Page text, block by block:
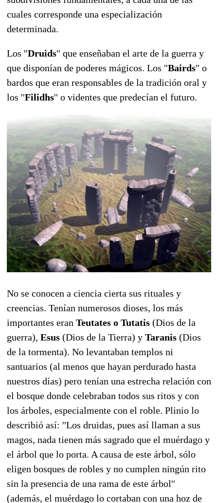
cuales corresponde una especialización
determinada.
Los ''Druids'' que enseñaban el arte de la guerra y
que disponían de poderes mágicos. Los ''Bairds'' o
bardos que eran responsables de la tradición oral y
los ''Filidhs'' o videntes que predecían el futuro.
No se conocen a ciencia cierta sus rituales y
creencias. Tenían numerosos dioses, los más
importantes eran Teutates o Tutatis (Dios de la
guerra), Esus (Dios de la Tierra) y Taranis (Dios
de la tormenta). No levantaban templos ni
santuarios (al menos que hayan perdurado hasta
nuestros días) pero tenían una estrecha relación con
el bosque donde celebraban todos sus ritos y con
los árboles, especialmente con el roble. Plinio lo
describió así: ''Los druidas, pues así llaman a sus
magos, nada tienen más sagrado que el muérdago y
el árbol que lo porta. A causa de este árbol, sólo
eligen bosques de robles y no cumplen ningún rito
sin la presencia de una rama de este árbol''
(además, el muérdago lo cortaban con una hoz de